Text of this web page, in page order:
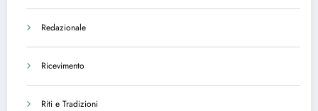
Redazionale
Ricevimento
Riti e Tradizioni